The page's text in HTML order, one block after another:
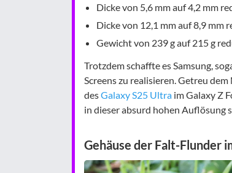
Dicke von 5,6 mm auf 4,2 mm
Dicke von 12,1 mm auf 8,9 mm
Gewicht von 239 g auf 215 g
Trotzdem schaffte es Samsung,
Screens zu realisieren. Getreu
desGalaxy S25 Ultra im Galaxy Z
in dieser absurd hohen Auflösung
Gehäuse der Falt-Flunder